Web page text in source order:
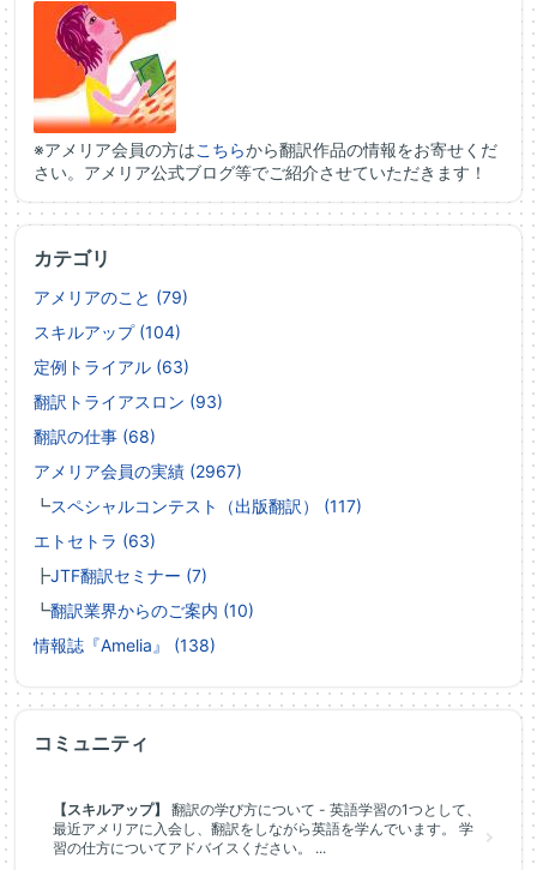
※アメリア会員の方はこちらから翻訳作品の情報をお寄せくだ
さい。アメリア公式ブログ等でご紹介させていただきます！
カテゴリ
アメリアのこと (79)
スキルアップ (104)
定例トライアル (63)
翻訳トライアスロン (93)
翻訳の仕事 (68)
アメリア会員の実績 (2967)
┗スペシャルコンテスト（出版翻訳） (117)
エトセトラ (63)
┣JTF翻訳セミナー (7)
┗翻訳業界からのご案内 (10)
情報誌『Amelia』 (138)
コミュニティ
【スキルアップ】
翻訳の学び方について - 英語学習の1つとして、
最近アメリアに入会し、翻訳をしながら英語を学んでいます。 学
習の仕方についてアドバイスください。 ...